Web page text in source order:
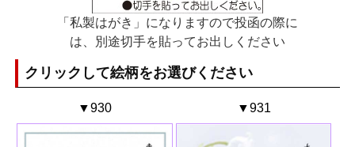
「私製はがき」になりますので投函の際に
は、別途切手を貼ってお出しください
クリックして絵柄をお選びください
▼930 ▼931